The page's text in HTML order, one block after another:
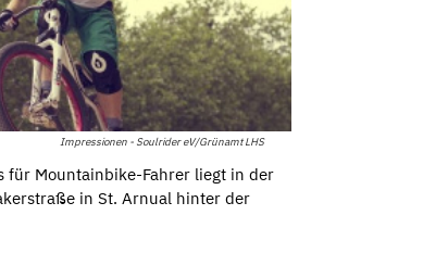
Impressionen - Soulrider eV/Grünamt LHS
für Mountainbike-Fahrer liegt in der
in St. Arnual hinter der